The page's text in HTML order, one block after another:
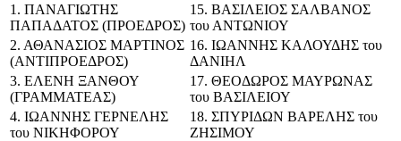
1. ΠΑΝΑΓΙΩΤΗΣ
ΠΑΠΑΔΑΤΟΣ (ΠΡΟΕΔΡΟΣ)
15. ΒΑΣΙΛΕΙΟΣ ΣΑΛΒΑΝΟΣ
του ΑΝΤΩΝΙΟΥ
2. ΑΘΑΝΑΣΙΟΣ ΜΑΡΤΙΝΟΣ
(ΑΝΤΙΠΡΟΕΔΡΟΣ)
16. ΙΩΑΝΝΗΣ ΚΑΛΟΥΔΗΣ του
ΔΑΝΙΗΛ
3. ΕΛΕΝΗ ΞΑΝΘΟΥ
(ΓΡΑΜΜΑΤΕΑΣ)
17. ΘΕΟΔΩΡΟΣ ΜΑΥΡΩΝΑΣ
του ΒΑΣΙΛΕΙΟΥ
4. ΙΩΑΝΝΗΣ ΓΕΡΝΕΛΗΣ
του ΝΙΚΗΦΟΡΟΥ
18. ΣΠΥΡΙΔΩΝ ΒΑΡΕΛΗΣ του
ΖΗΣΙΜΟΥ